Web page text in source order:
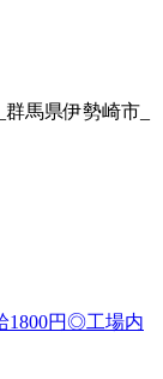
馬県伊勢崎市_
1800円◎工場内